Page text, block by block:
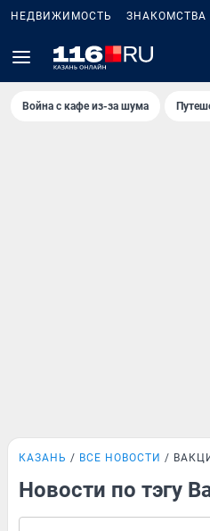
НЕДВИЖИМОСТЬ ЗНАКОМСТВА
Война с кафе из-за шума
КАЗАНЬ ВСЕ НОВОСТИ
Новости по тэгу